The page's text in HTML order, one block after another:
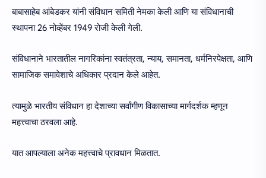
बाबासाहेब आंबेडकर यांनी संविधान समिती नेमका केली आणि या संविधानाची
स्थापना 26 नोव्हेंबर 1949 रोजी केली गेली.
संविधानाने भारतातील नागरिकांना स्वतंत्रता, न्याय, समानता, धर्मनिरपेक्षता, आणि
सामाजिक समावेशाचे अधिकार प्रदान केले आहेत.
त्यामुळे भारतीय संविधान हा देशाच्या सर्वांगीण विकासाच्या मार्गदर्शक म्हणून
महत्त्वाचा ठरवला आहे.
यात आपल्याला अनेक महत्त्वाचे प्रावधान मिळतात.